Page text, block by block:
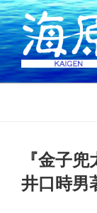
コ
ン
テ
ン
ツ
『金子
井口時男